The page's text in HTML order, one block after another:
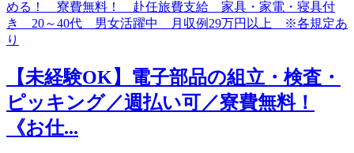
【未経験OK】電子部品の組立・検査・
ピッキング／週払い可／寮費無料！
《お仕...